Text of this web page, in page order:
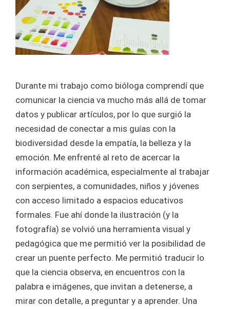
Durante mi trabajo como bióloga comprendí que
comunicar la ciencia va mucho más allá de tomar
datos y publicar artículos, por lo que surgió la
necesidad de conectar a mis guías con la
biodiversidad desde la empatía, la belleza y la
emoción. Me enfrenté al reto de acercar la
información académica, especialmente al trabajar
con serpientes, a comunidades, niños y jóvenes
con acceso limitado a espacios educativos
formales. Fue ahí donde la ilustración (y la
fotografía) se volvió una herramienta visual y
pedagógica que me permitió ver la posibilidad de
crear un puente perfecto. Me permitió traducir lo
que la ciencia observa, en encuentros con la
palabra e imágenes, que invitan a detenerse, a
mirar con detalle, a preguntar y a aprender. Una